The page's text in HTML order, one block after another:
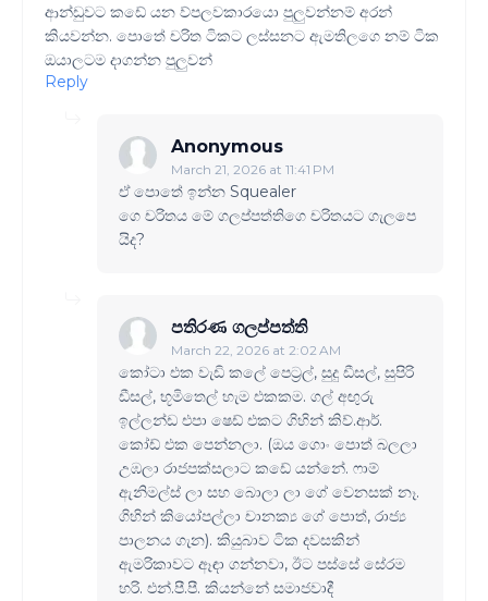
ආන්ඩුවට කඩේ යන ව්පලවකාරයො පුලුවන්නම් අරන්
කියවන්න. පොතේ චරිත ටිකට ලස්සනට ඇමතිලගෙ නම් ටික
ඔයාලටම දාගන්න පුලුවන්
Reply
Anonymous
March 21, 2026 at 11:41 PM
ඒ පොතේ ඉන්න Squealer
ගෙ චරිතය මේ ගලප්පත්තිගෙ චරිතයට ගැලපෙ
යිද?
පතිරණ ගලප්පත්ති
March 22, 2026 at 2:02 AM
කෝටා එක වැඩි කලේ පෙට්‍රල්, සුදු ඩීසල්, සුපිරි
ඩීසල්, භූමිතෙල් හැම එකකම. ගල් අඟුරු
ඉල්ලන්ඩ එපා ෂෙඩ් එකට ගිහින් කිව්.ආර්.
කෝඩ් එක පෙන්නලා. (ඔය ගොං පොත් බලලා
උඹලා රාජපක්සලාට කඩේ යන්නේ. ෆාම්
ඇනිමල්ස් ලා සහ බොලා ලා ගේ වෙනසක් නෑ.
ගිහින් කියෝපල්ලා චානක්‍ය ගේ පොත්, රාජ්‍ය
පාලනය ගැන). කියුබාව ටික දවසකින්
ඇමරිකාවට ඈඳා ගන්නවා, ඊට පස්සේ සේරම
හරි. එන්.පී.පී. කියන්නේ සමාජවාදී